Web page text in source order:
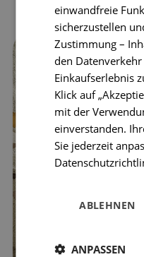
einwandfreie
sicherzustellen
Zustimmung –
den
Einkaufserlebnis
Klick auf
mit der
einverstanden.
Sie jederzeit
ABLEHNEN
ANPASSEN